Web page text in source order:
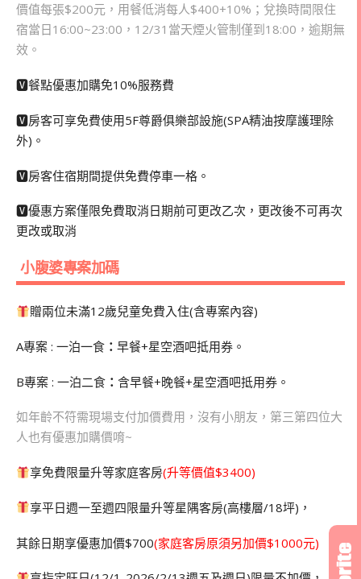
價值每張$200元，用餐低消每人$400+10%；兌換時間限住
宿當日16:00~23:00，12/31當天煙火管制僅到18:00，逾期無
效。
🆅餐點優惠加購免10%服務費
🆅房客可享免費使用5F尊爵俱樂部設施(SPA精油按摩護理除
外)。
🆅房客住宿期間提供免費停車一格。
🆅優惠方案僅限免費取消日期前可更改乙次，更改後不可再次
更改或取消
小腹婆專案加碼
贈兩位未滿12歲兒童免費入住(含專案內容)
A專案 : 一泊一食 ： 早餐+星空酒吧抵用券。
B專案 : 一泊二食 ： 含早餐+晚餐+星空酒吧抵用券。
如年齡不符需現場支付加價費用，沒有小朋友，第三第四位大
人也有優惠加購價唷~
享免費限量升等家庭客房(升等價值$3400)
享平日週一至週四限量升等星隅客房(高樓層/18坪)，
其餘日期享優惠加價$700(家庭客房原須另加價$1000元)